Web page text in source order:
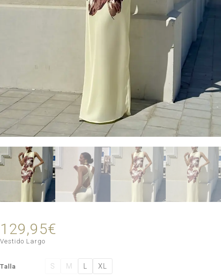
129,95€
Vestido Largo
Talla S M XL